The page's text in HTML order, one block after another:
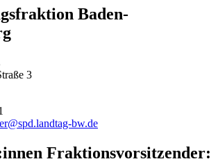
Baden-
3
bw.de
Fraktionsvorsitzender: